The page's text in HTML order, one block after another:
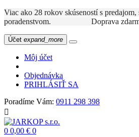
Viac ako 28 rokov skúseností s
poradenstvom. Doprava
Účet expand_more
Môj účet
Objednávka
PRIHLÁSIŤ SA
Poradíme Vám: 0911 298 398

0 0,00 € 0